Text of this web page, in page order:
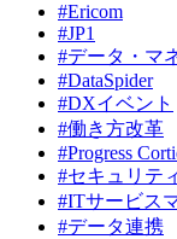
#Ericom
#JP1
#データ・マ
#DataSpider
#DXイベント
#働き方改革
#Progress
#セキュリテ
#ITサービス
#データ連携